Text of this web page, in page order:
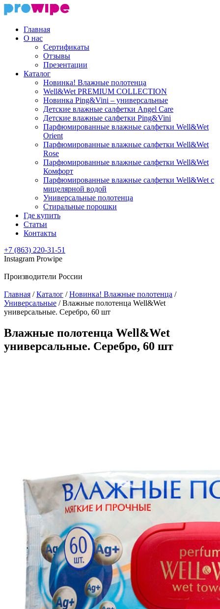
Главная
О нас
Сертификаты
Отзывы
Презентации
Каталог
Новинка! Влажные полотенца
Well&Wet PREMIUM COLLECTION
Новинка Ping&Vini – универсальные
Детские влажные салфетки Angel Care
Детские влажные салфетки Ping&Vini
Парфюмированные влажные салфетки Well&Wet
Orient
Парфюмированные влажные салфетки Well&Wet
Rose
Парфюмированные влажные салфетки Well&Wet
Комфорт
Парфюмированные влажные салфетки Well&Wet с
мицелярной водой
Универсальные полотенца
Стиральные порошки
Где купить
Статьи
Контакты
+7 (863) 220-31-51
Instagram Prowipe
Производители России
Главная /Каталог /Новинка! Влажные полотенца /
Универсальные /Влажные полотенца Well&Wet
универсальные. Серебро, 60 шт
Влажные полотенца Well&Wet
универсальные. Серебро, 60 шт